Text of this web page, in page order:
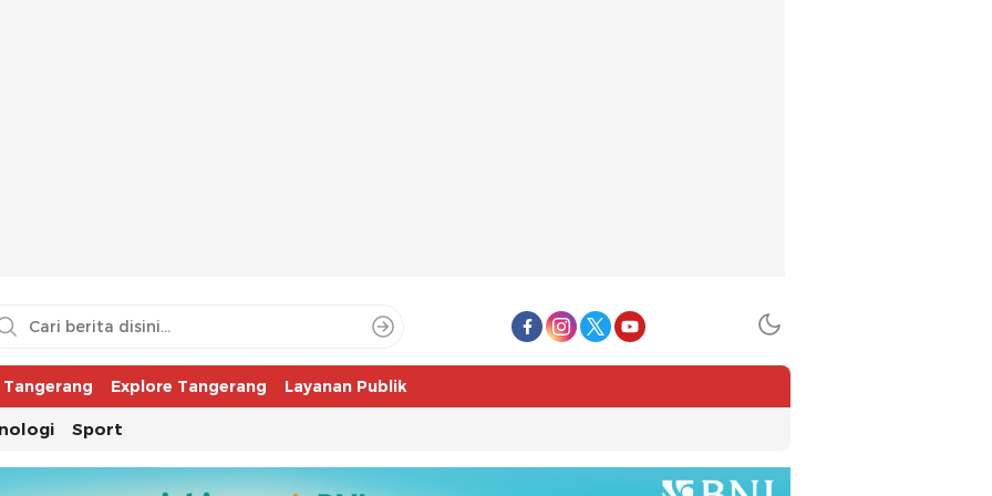
Explore Tangerang Layanan Publik
Sport